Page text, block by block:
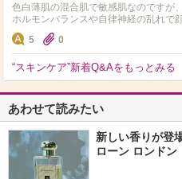
色白薄肌の混合肌で敏感肌なのですが
ホルモンバランスや自律神経の乱れで
と、毎日のエアコンで内側が乾いてい
5 0
“スキンケア”新着Q&Aをもっとみる
あわせて読みたい
新しい香りが登
ローン ロンドン